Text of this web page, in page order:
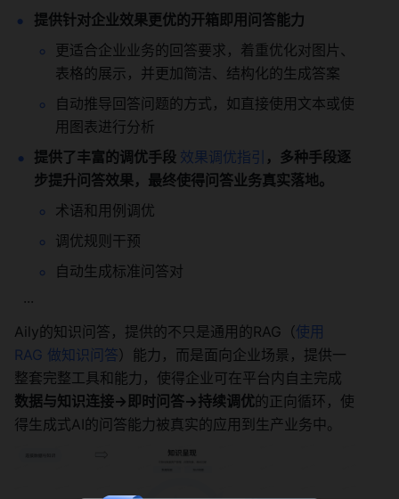
提供针对企业效果更优的开箱即用问答能力
更适合企业业务的回答要求，着重优化对图片、
表格的展示，并更加简洁、结构化的生成答案
自动推导回答问题的方式，如直接使用文本或使
用图表进行分析
提供了丰富的调优手段 效果调优指引 ，多种手段逐
步提升问答效果，最终使得问答业务真实落地。
术语和用例调优
调优规则干预
自动生成标准问答对
  ···
Aily的知识问答，提供的不只是通用的RAG（使用
RAG 做知识问答）能力，而是面向企业场景，提供一
整套完整工具和能力，使得企业可在平台内自主完成
数据与知识连接→即时问答→持续调优的正向循环，使
得生成式AI的问答能力被真实的应用到生产业务中。